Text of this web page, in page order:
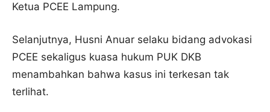
Ketua PCEE Lampung.
Selanjutnya, Husni Anuar selaku bidang advokasi
PCEE sekaligus kuasa hukum PUK DKB
menambahkan bahwa kasus ini terkesan tak
terlihat.